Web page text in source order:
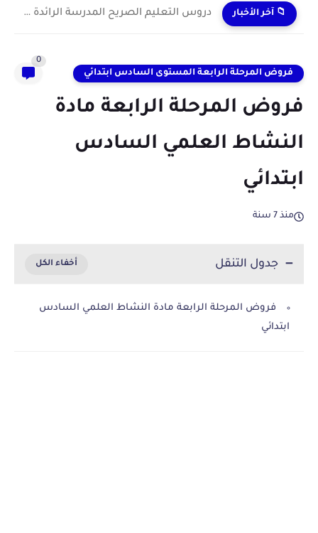
📁 آخر الأخبار دروس التعليم الصريح المدرسة الرائدة 2024/2025 enseignement explicite
فروض المرحلة الرابعة المستوى السادس ابتدائي
0
فروض المرحلة الرابعة مادة
النشاط العلمي السادس
ابتدائي
منذ 7 سنة
جدول التنقل
فروض المرحلة الرابعة مادة النشاط العلمي السادس
ابتدائي